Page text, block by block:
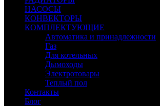
НАСОСЫ
КОНВЕКТОРЫ
КОМПЛЕКТУЮЩИЕ
Автоматика и принадлежности
Газ
Для котельных
Дымоходы
Электротовары
Теплый пол
Контакты
Блог